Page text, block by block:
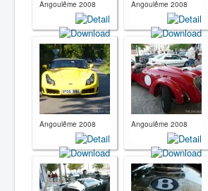
Angoulême 2008 Angoulême 2008
Angoulême 2008 Angoulême 2008